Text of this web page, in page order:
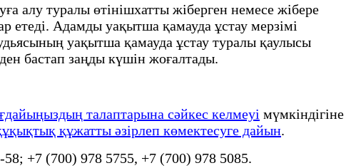
алу туралы өтінішхатты жіберген немесе жібере
етеді. Адамды уақытша қамауда ұстау мерзімі
уақытша қамауда ұстау туралы қаулысы
бастап заңды күшін жоғалтады.
талаптарына сәйкес келмеуі мүмкіндігіне
құжатты әзірлеп көмектесуге дайын.
58; +7 (700) 978 5755, +7 (700) 978 5085.